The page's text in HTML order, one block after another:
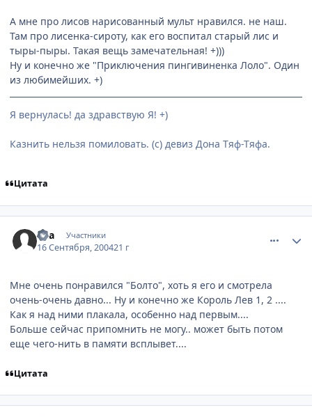
А мне про лисов нарисованный мульт нравился. не наш.
Там про лисенка-сироту, как его воспитал старый лис и
тыры-пыры. Такая вещь замечательная! +)))
Ну и конечно же "Приключения пингивиненка Лоло". Один
из любимейших. +)
Я вернулась! да здравствую Я! +)
Казнить нельзя помиловать. (с) девиз Дона Тяф-Тяфа.
Цитата
Mia Участники
16 Сентября, 200421 г
Мне очень понравился "Болто", хоть я его и смотрела
очень-очень давно... Ну и конечно же Король Лев 1, 2 ....
Как я над ними плакала, особенно над первым....
Больше сейчас припомнить не могу.. может быть потом
еще чего-нить в памяти всплывет....
Цитата